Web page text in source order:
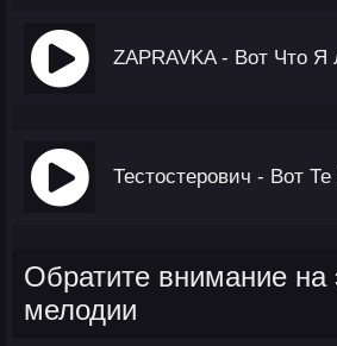
ZAPRAVKA - Вот Что
Тестостерович - Вот Те
Обратите внимание на
мелодии